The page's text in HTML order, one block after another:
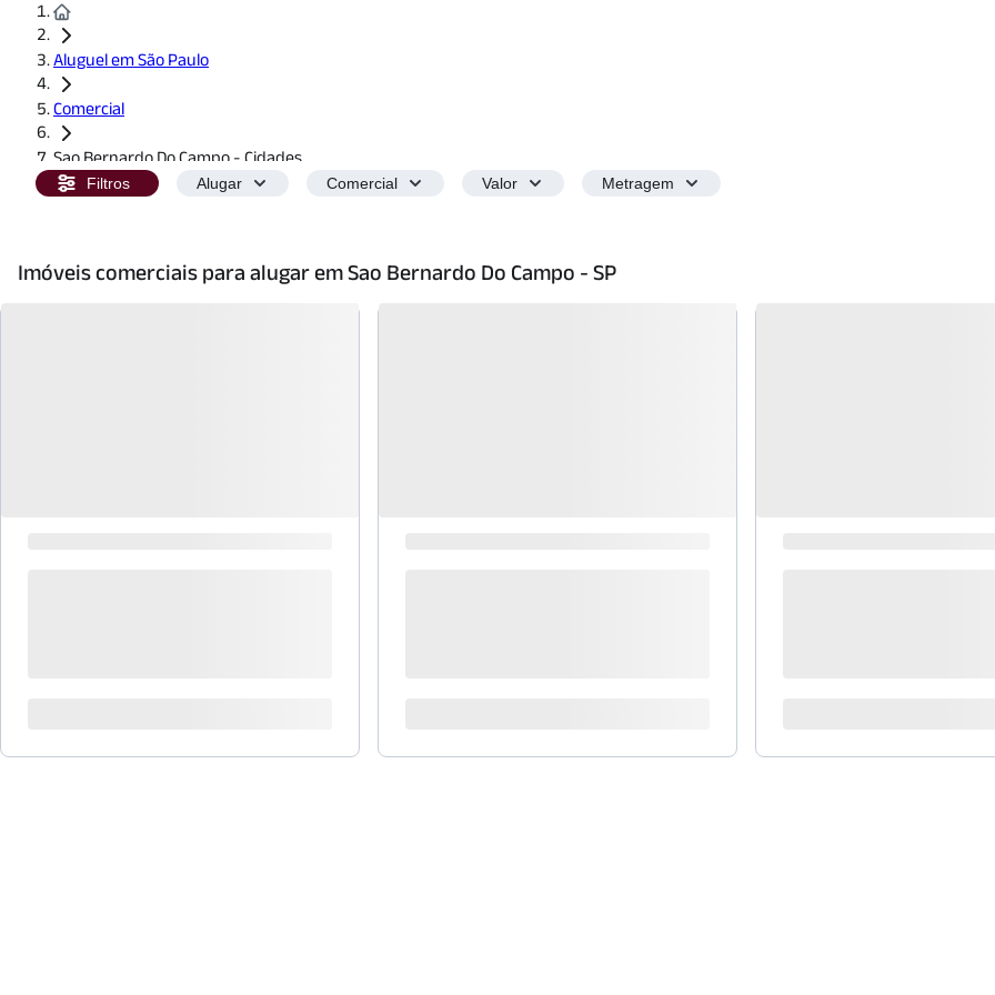
Aluguel em São Paulo
Comercial
Sao Bernardo Do Campo - Cidades
Filtros Alugar Comercial Valor Metragem
Imóveis comerciais para alugar em Sao Bernardo Do Campo - SP